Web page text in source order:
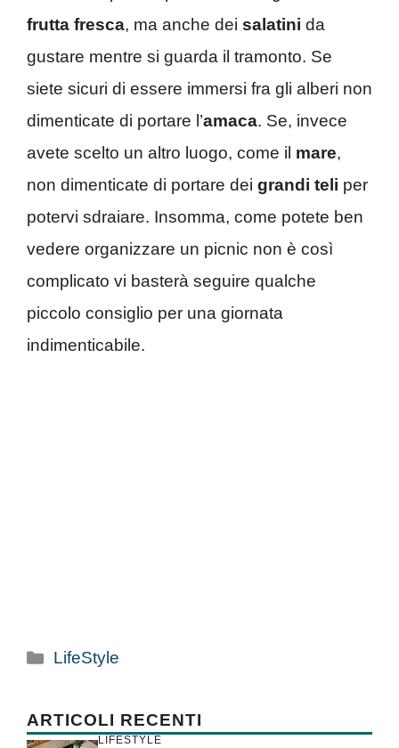
frutta fresca, ma anche dei salatini da
gustare mentre si guarda il tramonto. Se
siete sicuri di essere immersi fra gli alberi non
dimenticate di portare l’amaca. Se, invece
avete scelto un altro luogo, come il mare,
non dimenticate di portare dei grandi teli per
potervi sdraiare. Insomma, come potete ben
vedere organizzare un picnic non è così
complicato vi basterà seguire qualche
piccolo consiglio per una giornata
indimenticabile.
Categorie
LifeStyle
ARTICOLI RECENTI
LIFESTYLE